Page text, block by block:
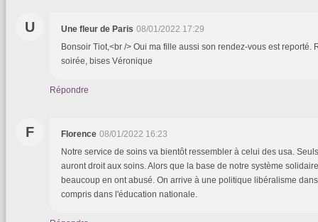
U Une fleur de Paris 08/01/2022 17:29
Bonsoir Tiot,<br /> Oui ma fille aussi son rendez-vous est reporté.
soirée, bises Véronique
Répondre
F Florence 08/01/2022 16:23
Notre service de soins va bientôt ressembler à celui des usa.
auront droit aux soins. Alors que la base de notre système
beaucoup en ont abusé. On arrive à une politique libéralisme
compris dans l'éducation nationale.